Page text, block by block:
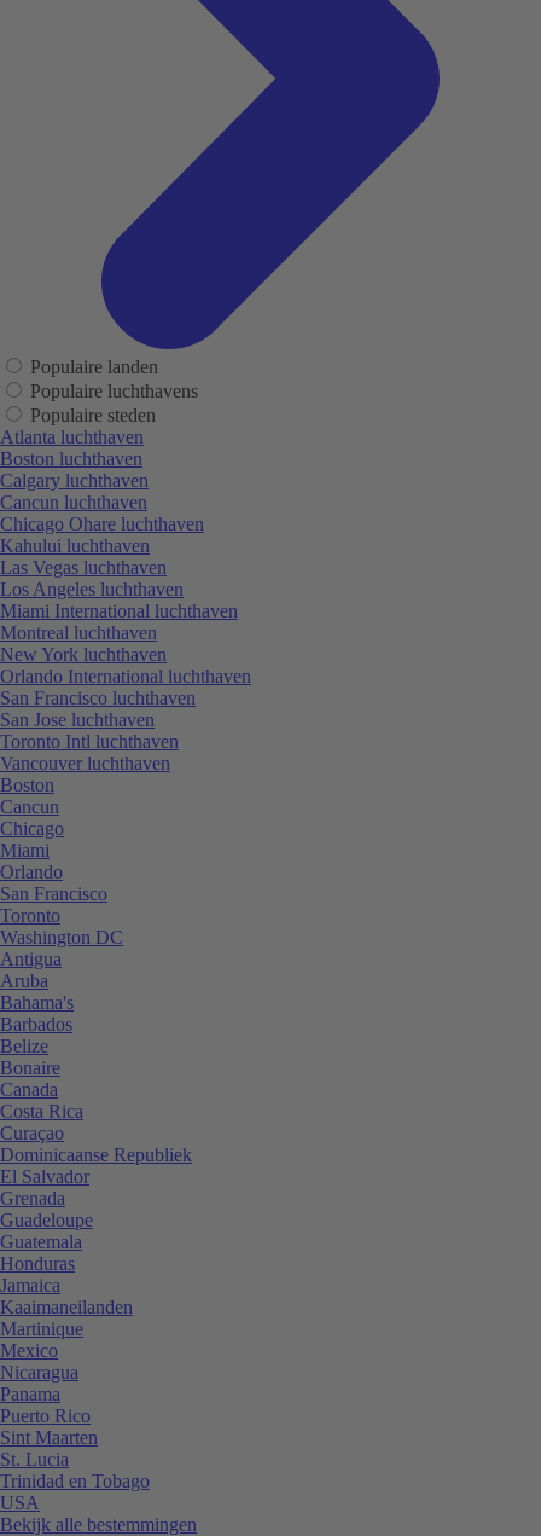
Populaire landen
Populaire luchthavens
Populaire steden
Atlanta luchthaven
Boston luchthaven
Calgary luchthaven
Cancun luchthaven
Chicago Ohare luchthaven
Kahului luchthaven
Las Vegas luchthaven
Los Angeles luchthaven
Miami International luchthaven
Montreal luchthaven
New York luchthaven
Orlando International luchthaven
San Francisco luchthaven
San Jose luchthaven
Toronto Intl luchthaven
Vancouver luchthaven
Boston
Cancun
Chicago
Miami
Orlando
San Francisco
Toronto
Washington DC
Antigua
Aruba
Bahama's
Barbados
Belize
Bonaire
Canada
Costa Rica
Curaçao
Dominicaanse Republiek
El Salvador
Grenada
Guadeloupe
Guatemala
Honduras
Jamaica
Kaaimaneilanden
Martinique
Mexico
Nicaragua
Panama
Puerto Rico
Sint Maarten
St. Lucia
Trinidad en Tobago
USA
Bekijk alle bestemmingen